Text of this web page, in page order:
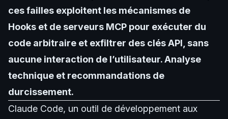
ces failles exploitent les mécanismes de
Hooks et de serveurs MCP pour exécuter du
code arbitraire et exfiltrer des clés API, sans
aucune interaction de l’utilisateur. Analyse
technique et recommandations de
durcissement.
Claude Code, un outil de développement aux